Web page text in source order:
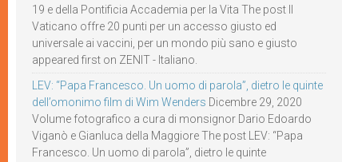
19 e della Pontificia Accademia per la Vita The post Il
Vaticano offre 20 punti per un accesso giusto ed
universale ai vaccini, per un mondo più sano e giusto
appeared first on ZENIT - Italiano.
LEV: “Papa Francesco. Un uomo di parola”, dietro le quinte
dell’omonimo film di Wim Wenders Dicembre 29, 2020
Volume fotografico a cura di monsignor Dario Edoardo
Viganò e Gianluca della Maggiore The post LEV: “Papa
Francesco. Un uomo di parola”, dietro le quinte